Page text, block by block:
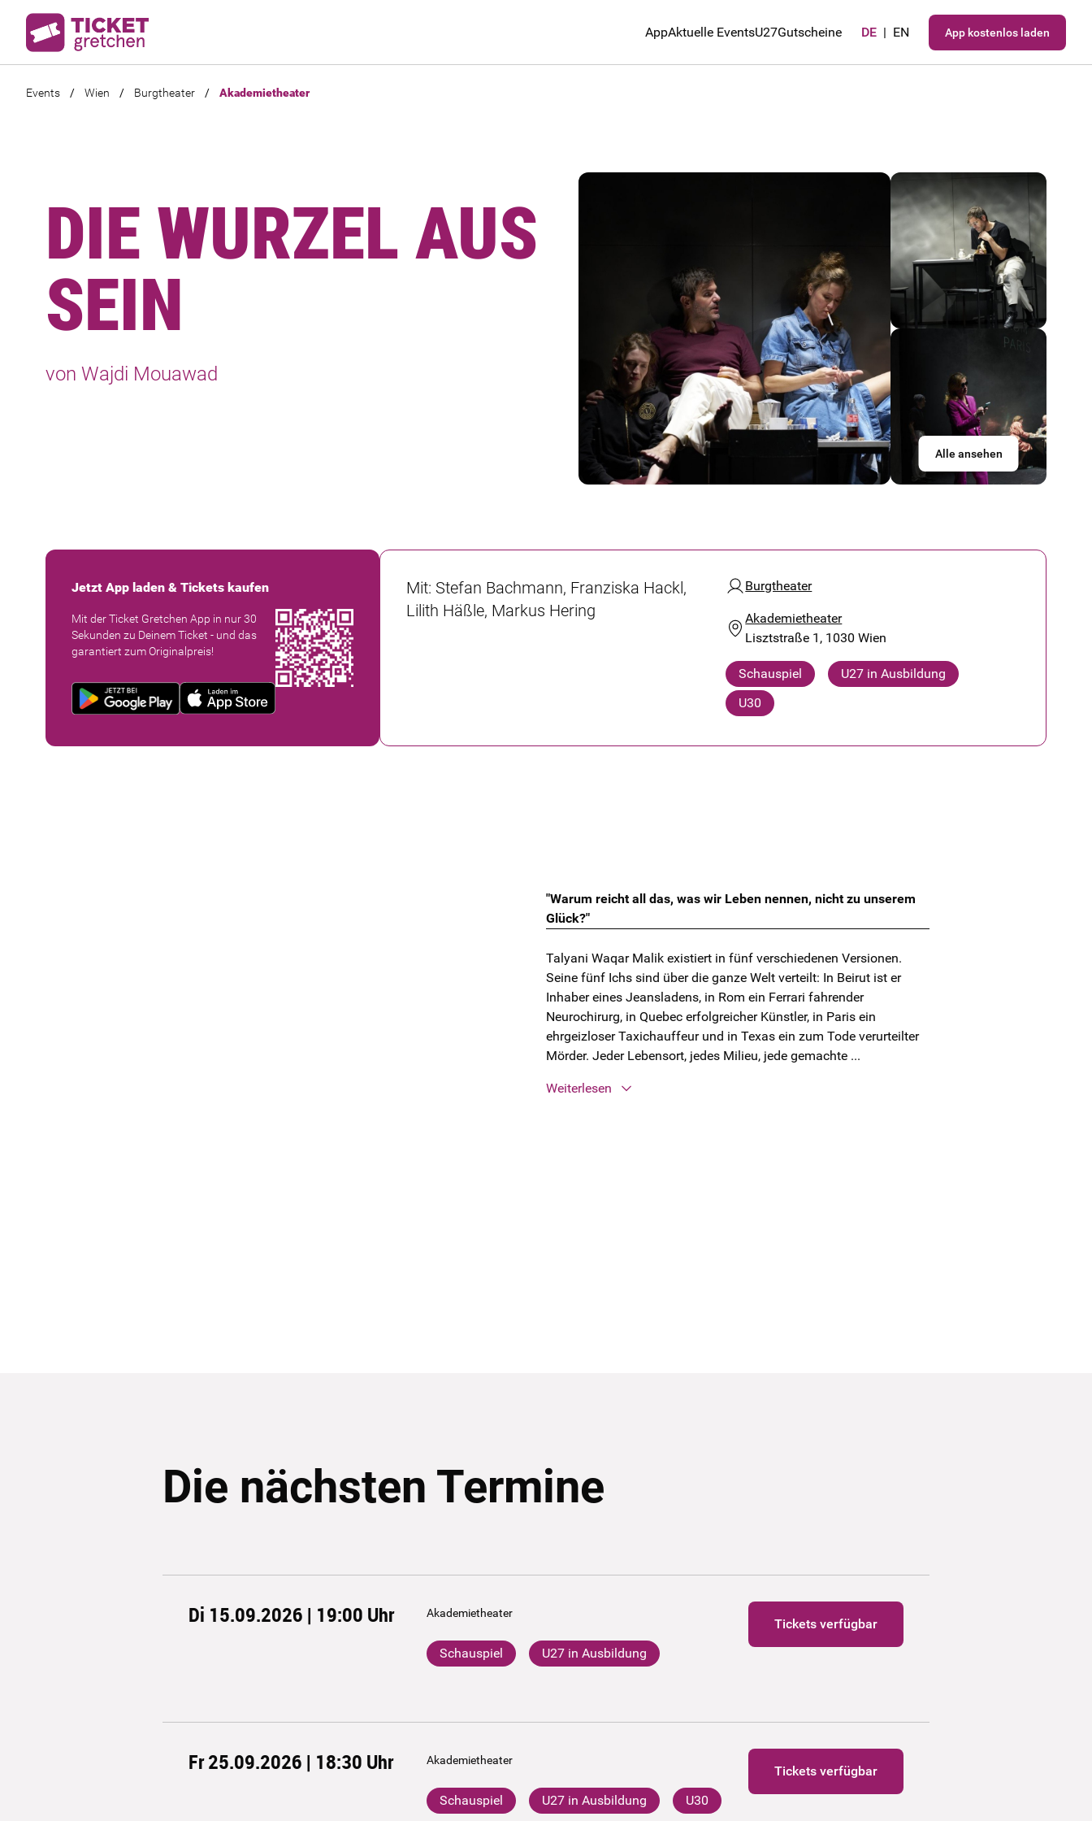
AppAktuelle EventsU27Gutscheine DE | EN App kostenlos laden
Events / Wien / Burgtheater / Akademietheater
DIE WURZEL AUS
SEIN
von Wajdi Mouawad
Alle ansehen
Jetzt App laden & Tickets kaufen
Mit der Ticket Gretchen App in nur 30
Sekunden zu Deinem Ticket - und das
garantiert zum Originalpreis!
Mit: Stefan Bachmann, Franziska Hackl,
Lilith Häßle, Markus Hering
Burgtheater
Akademietheater
Lisztstraße 1, 1030 Wien
Schauspiel
U27 in Ausbildung
U30
"Warum reicht all das, was wir Leben nennen, nicht zu unserem
Glück?"
Talyani Waqar Malik existiert in fünf verschiedenen Versionen.
Seine fünf Ichs sind über die ganze Welt verteilt: In Beirut ist er
Inhaber eines Jeansladens, in Rom ein Ferrari fahrender
Neurochirurg, in Quebec erfolgreicher Künstler, in Paris ein
ehrgeizloser Taxichauffeur und in Texas ein zum Tode verurteilter
Mörder. Jeder Lebensort, jedes Milieu, jede gemachte ...
Weiterlesen
Die nächsten Termine
Di 15.09.2026 | 19:00 Uhr Akademietheater
Schauspiel U27 in Ausbildung
Tickets verfügbar
Fr 25.09.2026 | 18:30 Uhr Akademietheater
Schauspiel U27 in Ausbildung U30
Tickets verfügbar